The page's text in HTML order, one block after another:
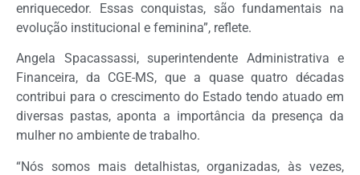
enriquecedor. Essas conquistas, são fundamentais na
evolução institucional e feminina”, reflete.
Angela Spacassassi, superintendente Administrativa e
Financeira, da CGE-MS, que a quase quatro décadas
contribui para o crescimento do Estado tendo atuado em
diversas pastas, aponta a importância da presença da
mulher no ambiente de trabalho.
“Nós somos mais detalhistas, organizadas, às vezes,